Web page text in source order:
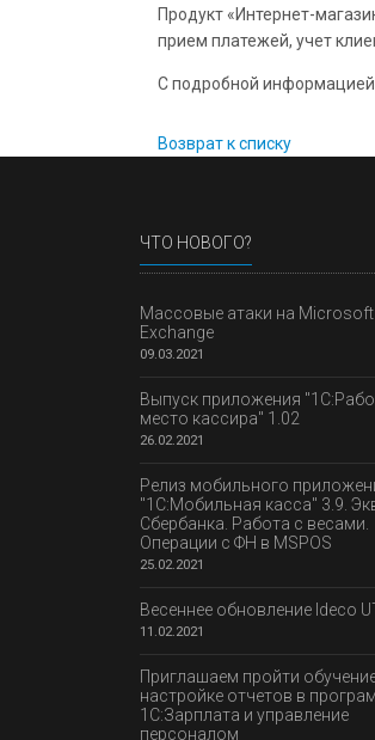
Продукт «Интернет-
прием платежей, учет
С подробной
Возврат к списку
ЧТО НОВОГО?
Массовые атаки на Microsoft
Exchange
09.03.2021
Выпуск приложения
место кассира" 1.02
26.02.2021
Релиз мобильного
"1С:Мобильная касса" 3.9.
Сбербанка. Работа с весами.
Операции с ФН в MSPOS
25.02.2021
Весеннее обновление Ideco
11.02.2021
Приглашаем пройти
настройке отчетов в
1С:Зарплата и управление
персоналом